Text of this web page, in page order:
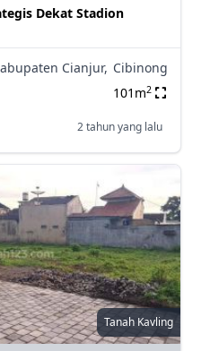
Dekat Stadion
Cianjur, Cibinong
101m2
2 tahun yang lalu
Tanah Kavling